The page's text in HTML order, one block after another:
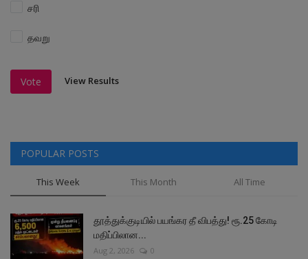
சரி
தவறு
Vote View Results
POPULAR POSTS
This Week This Month All Time
தூத்துக்குடியில் பயங்கர தீ விபத்து! ரூ.25 கோடி
மதிப்பிலான...
Aug 2, 2026 0